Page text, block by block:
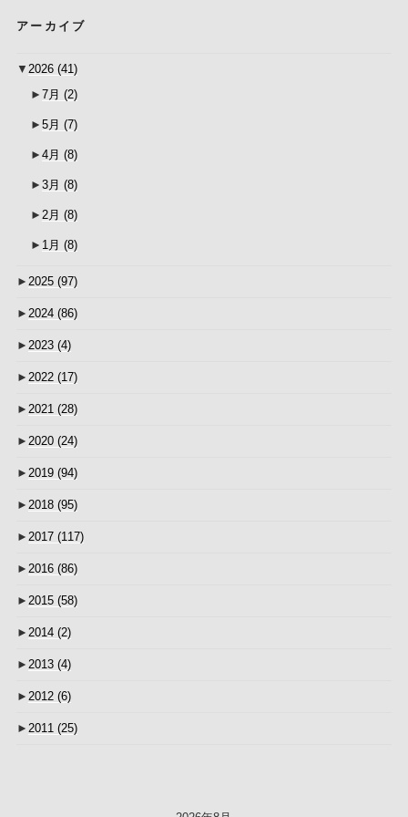
アーカイブ
▼ 2026 (41)
► 7月 (2)
► 5月 (7)
► 4月 (8)
► 3月 (8)
► 2月 (8)
► 1月 (8)
► 2025 (97)
► 2024 (86)
► 2023 (4)
► 2022 (17)
► 2021 (28)
► 2020 (24)
► 2019 (94)
► 2018 (95)
► 2017 (117)
► 2016 (86)
► 2015 (58)
► 2014 (2)
► 2013 (4)
► 2012 (6)
► 2011 (25)